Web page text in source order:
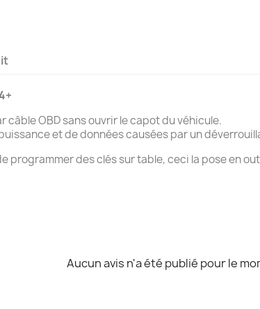
OBD sans ouvrir le capot du véhicule.
et de données causées par un
programmer des clés sur table, ceci la pose en
Aucun avis n'a été publié pour le